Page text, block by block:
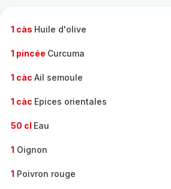
1 càs Huile d'olive
1 pincée Curcuma
1 càc Ail semoule
1 càc Epices orientales
50 cl Eau
1 Oignon
1 Poivron rouge